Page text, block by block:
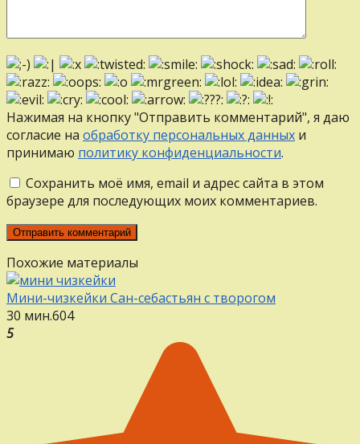
Нажимая на кнопку "Отправить комментарий", я даю
согласие на обработку персональных данных и
принимаю политику конфиденциальности.
Сохранить моё имя, email и адрес сайта в этом
браузере для последующих моих комментариев.
Похожие материалы
Мини-чизкейки Сан-себастьян с творогом
30 мин.604
5